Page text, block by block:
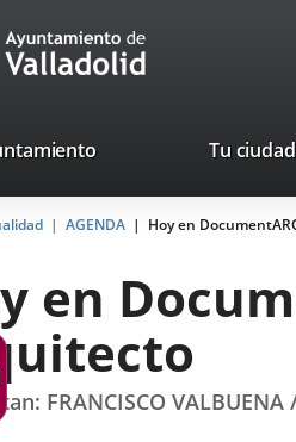
Tu ciudad
AGENDA Hoy en
en
FRANCISCO VALBUENA